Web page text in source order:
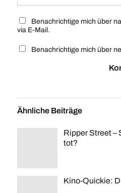
Benachrichtige mich über
via E-Mail.
Benachrichtige mich über
Ähnliche Beiträge
Ripper Street –
tot?
Kino-Quickie: